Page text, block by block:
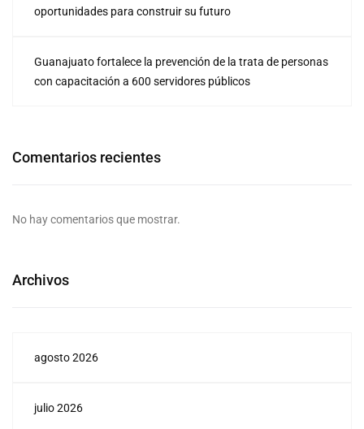
oportunidades para construir su futuro
Guanajuato fortalece la prevención de la trata de personas
con capacitación a 600 servidores públicos
Comentarios recientes
No hay comentarios que mostrar.
Archivos
agosto 2026
julio 2026